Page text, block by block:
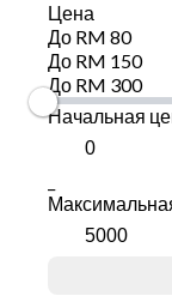
Цена
До RM 80
До RM 150
До RM 300
Начальная